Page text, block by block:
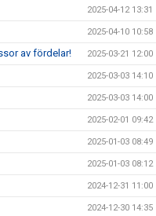
2025-04-12 13:31
2025-04-10 10:58
av fördelar! 2025-03-21 12:00
2025-03-03 14:10
2025-03-03 14:00
2025-02-01 09:42
2025-01-03 08:49
2025-01-03 08:12
2024-12-31 11:00
2024-12-30 14:35